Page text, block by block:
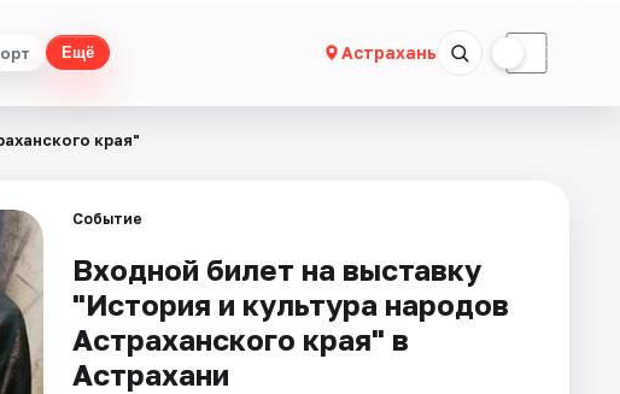
Ещё Астрахань ☾
края"
Событие
Входной билет на выставку
"История и культура народов
Астраханского края" в
Астрахани